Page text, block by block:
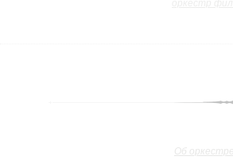
Об оркестре